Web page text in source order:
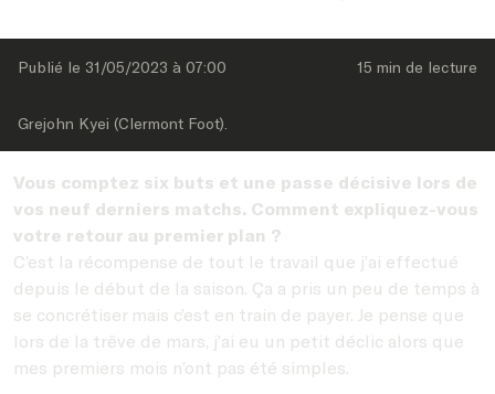
Publié le 31/05/2023 à 07:00 15 min de lecture
Grejohn Kyei (Clermont Foot).
Vous comptez six buts et une passe décisive lors de
vos neuf derniers matchs. Comment expliquez-vous
votre retour au premier plan ?
C’est la récompense de tout le travail que j’ai effectué
depuis le début de la saison. Ça a pris un peu de temps à
se concrétiser mais c’est en train de payer. Je pense que
lors de la trêve de mars, j’ai eu un petit déclic alors que
mes premiers mois n’ont pas été simples.